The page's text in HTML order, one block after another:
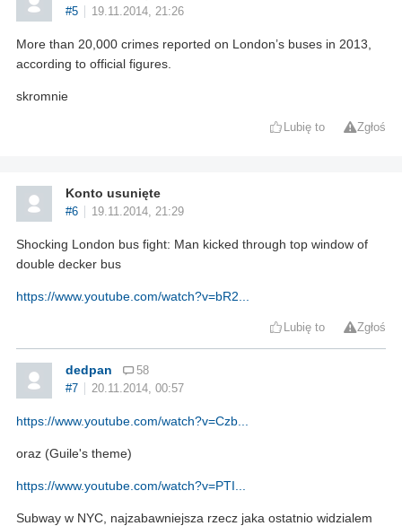
#5 19.11.2014, 21:26
More than 20,000 crimes reported on London’s buses in 2013,
according to official figures.
skromnie
Lubię to Zgłoś
Konto usunięte
#6 19.11.2014, 21:29
Shocking London bus fight: Man kicked through top window of
double decker bus
https://www.youtube.com/watch?v=bR2...
Lubię to Zgłoś
dedpan
58
#7
20.11.2014, 00:57
https://www.youtube.com/watch?v=Czb...
oraz (Guile's theme)
https://www.youtube.com/watch?v=PTI...
Subway w NYC, najzabawniejsza rzecz jaka ostatnio widzialem